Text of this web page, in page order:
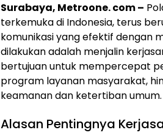
Surabaya, Metroone. com –
terkemuka di Indonesia, terus
komunikasi yang efektif dengan
dilakukan adalah menjalin
bertujuan untuk mempercepat
program layanan masyarakat,
keamanan dan ketertiban umum.
Alasan Pentingnya